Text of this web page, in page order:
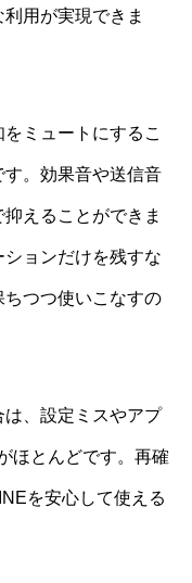
用が実現できま
ミュートにするこ
。効果音や送信音
えることができま
ョンだけを残すな
つつ使いこなすの
、設定ミスやアプ
ほとんどです。再確
を安心して使える